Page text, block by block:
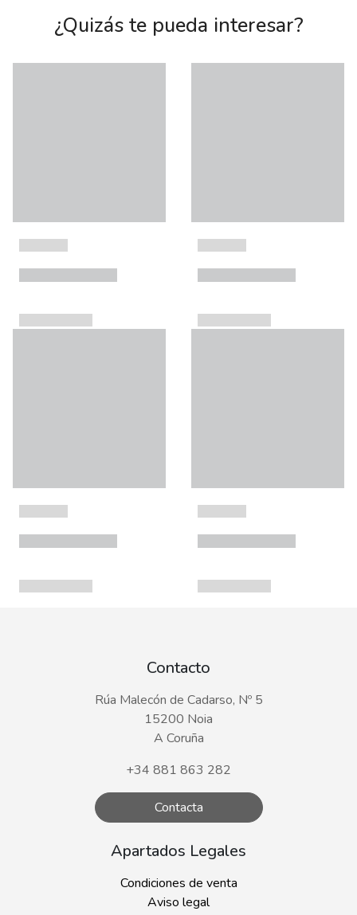
¿Quizás te pueda interesar?
Contacto
Rúa Malecón de Cadarso, Nº 5
15200 Noia
A Coruña
+34 881 863 282
Contacta
Apartados Legales
Condiciones de venta
Aviso legal